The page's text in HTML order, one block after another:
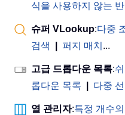
식을 사용하지 않는
슈퍼 VLookup:다중
검색
퍼지 매치 ...
고급 드롭다운 목록:
롭다운 목록
다중
열 관리자:특정 개수